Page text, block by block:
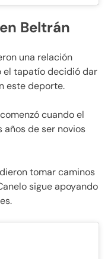
Beltrán
una relación
el tapatío decidió dar
este deporte.
cuando el
años de ser novios
tomar caminos
sigue apoyando